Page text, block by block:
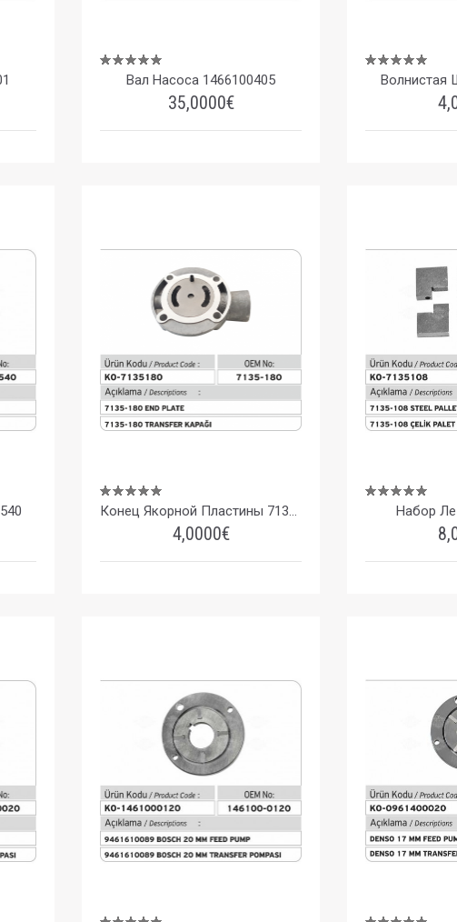
Вал Насоса 1466100405
35,0000€
Волнистая
Конец Якорной Пластины 7135-180
4,0000€
Набор